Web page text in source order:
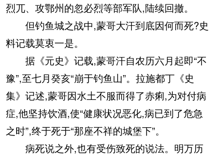
烈兀、攻鄂州的忽必烈等部军队,陆续回撤。
但钓鱼城之战中,蒙哥大汗到底因何而死?史
料记载莫衷一是。
据《元史》记载,蒙哥汗自农历六月起即“不
豫”,至七月癸亥“崩于钓鱼山”。拉施都丁《史
集》记述,蒙哥因水土不服而得了赤痢,为对付病
症,他坚持饮酒,使“健康状况恶化,病已到了危急
之时”,终于死于“那座不祥的城堡下”。
病死说之外,也有受伤致死的说法。明万历